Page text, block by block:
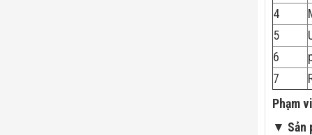
4
5
6
7
Phạm
▼ Sản